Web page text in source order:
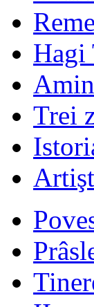
Hagi
Trei